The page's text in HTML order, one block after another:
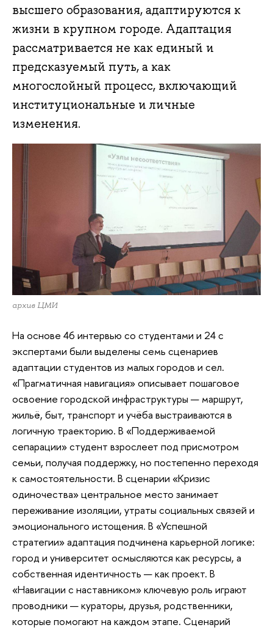
высшего образования, адаптируются к
жизни в крупном городе. Адаптация
рассматривается не как единый и
предсказуемый путь, а как
многослойный процесс, включающий
институциональные и личные
изменения.
архив ЦМИ
На основе 46 интервью со студентами и 24 с
экспертами были выделены семь сценариев
адаптации студентов из малых городов и сел.
«Прагматичная навигация» описывает пошаговое
освоение городской инфраструктуры — маршрут,
жильё, быт, транспорт и учёба выстраиваются в
логичную траекторию. В «Поддерживаемой
сепарации» студент взрослеет под присмотром
семьи, получая поддержку, но постепенно переходя
к самостоятельности. В сценарии «Кризис
одиночества» центральное место занимает
переживание изоляции, утраты социальных связей и
эмоционального истощения. В «Успешной
стратегии» адаптация подчинена карьерной логике:
город и университет осмысляются как ресурсы, а
собственная идентичность — как проект. В
«Навигации с наставником» ключевую роль играют
проводники — кураторы, друзья, родственники,
которые помогают на каждом этапе. Сценарий